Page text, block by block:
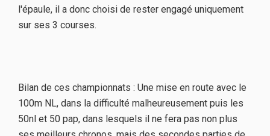
l'épaule, il a donc choisi de rester engagé uniquement
sur ses 3 courses.
Bilan de ces championnats : Une mise en route avec le
100m NL, dans la difficulté malheureusement puis les
50nl et 50 pap, dans lesquels il ne fera pas non plus